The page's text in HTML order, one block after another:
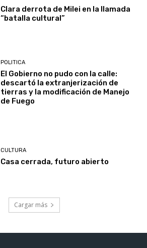
Clara derrota de Milei en la llamada
“batalla cultural”
POLITICA
El Gobierno no pudo con la calle:
descartó la extranjerización de
tierras y la modificación de Manejo
de Fuego
CULTURA
Casa cerrada, futuro abierto
Cargar más